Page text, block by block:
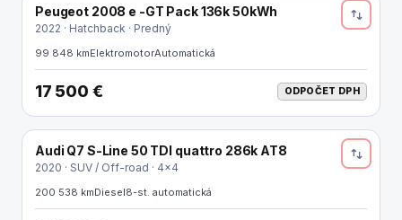
ELEKTRO
Peugeot 2008 e -GT Pack 136k 50kWh
2022 · Hatchback · Predný
99 848 kmElektromotorAutomatická
17 500 € ODPOČET DPH
Audi Q7 S-Line 50 TDI quattro 286k AT8
2020 · SUV / Off-road · 4x4
200 538 kmDiesel8-st. automatická